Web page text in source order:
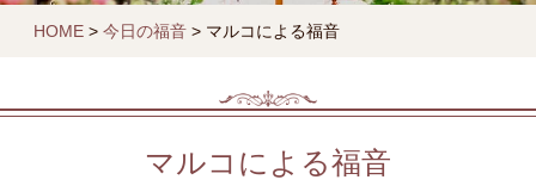
HOME > 今日の福音 > マルコによる福音
マルコによる福音